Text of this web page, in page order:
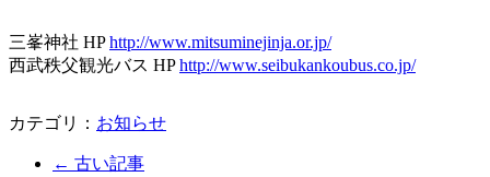
三峯神社 HPhttp://www.mitsuminejinja.or.jp/
西武秩父観光バス HPhttp://www.seibukankoubus.co.jp/
カテゴリ： お知らせ
← 古い記事